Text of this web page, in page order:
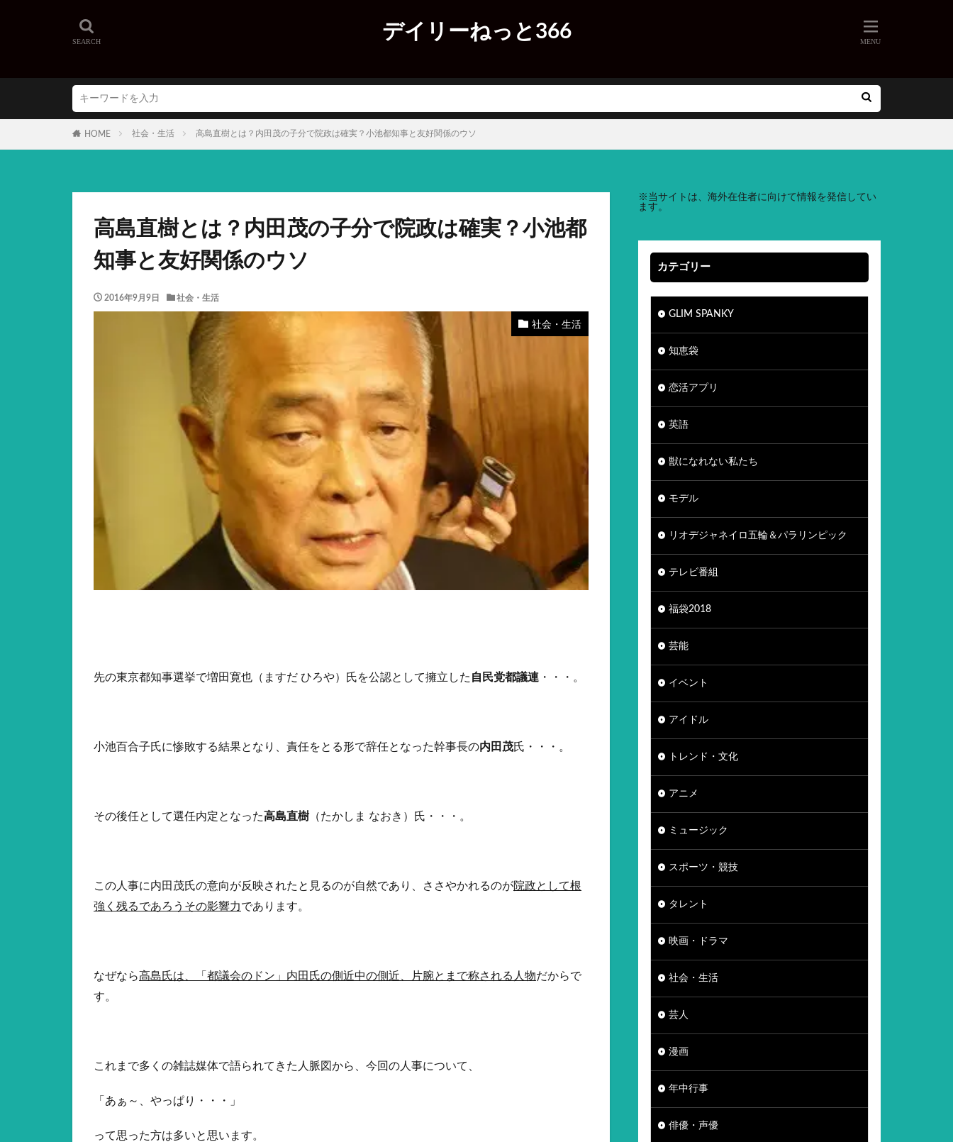
デイリーねっと366
HOME 社会・生活 高島直樹とは？内田茂の子分で院政は確実？小池都知事と友好関係のウソ
高島直樹とは？内田茂の子分で院政は確実？小池都
知事と友好関係のウソ
2016年9月9日 社会・生活
社会・生活
先の東京都知事選挙で増田寛也（ますだ ひろや）氏を公認として擁立した 自民党都議連 ・・・。
小池百合子氏に惨敗する結果となり、責任をとる形で辞任となった幹事長の内田茂氏・・・。
その後任として選任内定となった高島直樹 （たかしま なおき）氏・・・。
この人事に内田茂氏の意向が反映されたと見るのが自然であり、ささやかれるのが院政として根
強く残るであろうその影響力であります。
なぜなら高島氏は、「都議会のドン」内田氏の側近中の側近、片腕とまで称される人物だからで
す。
これまで多くの雑誌媒体で語られてきた人脈図から、今回の人事について、
「あぁ～、やっぱり・・・」
って思った方は多いと思います。
※ 当サイトは、海外在住者に向けて情報を発信してい
ます。
カテゴリー
GLIM SPANKY
知恵袋
恋活アプリ
英語
獣になれない私たち
モデル
リオデジャネイロ五輪＆パラリンピック
テレビ番組
福袋2018
芸能
イベント
アイドル
トレンド・文化
アニメ
ミュージック
スポーツ・競技
タレント
映画・ドラマ
社会・生活
芸人
漫画
年中行事
俳優・声優